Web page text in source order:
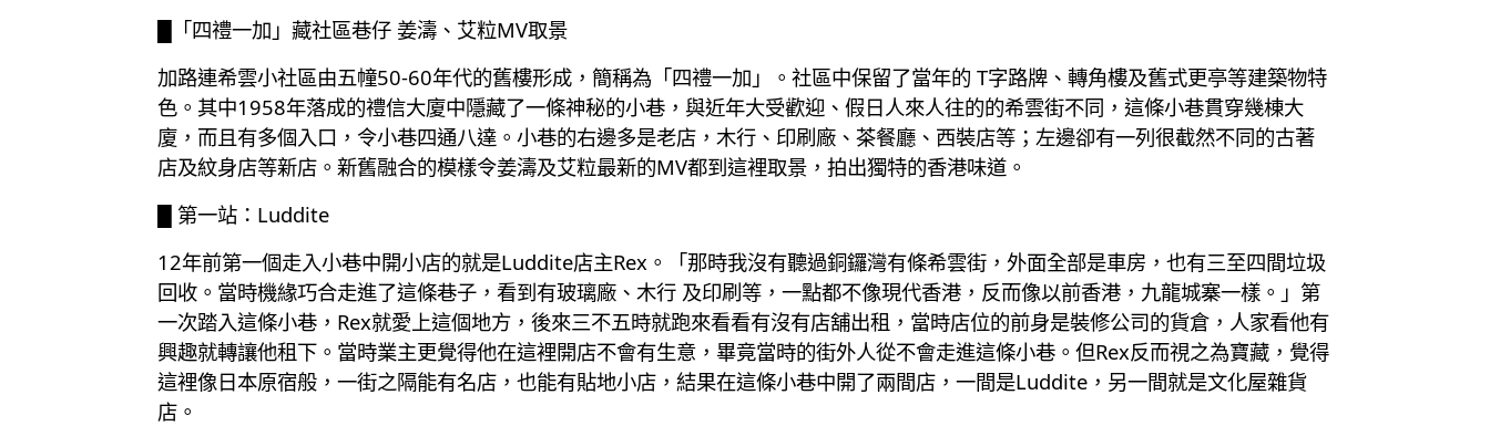
█「四禮一加」藏社區巷仔 姜濤、艾粒MV取景
加路連希雲小社區由五幢50-60年代的舊樓形成，簡稱為「四禮一加」。社區中保留了當年的 T字路牌、轉角樓及舊式更亭等建築物特
色。其中1958年落成的禮信大廈中隱藏了一條神秘的小巷，與近年大受歡迎、假日人來人往的的希雲街不同，這條小巷貫穿幾棟大
廈，而且有多個入口，令小巷四通八達。小巷的右邊多是老店，木行、印刷廠、茶餐廳、西裝店等；左邊卻有一列很截然不同的古著
店及紋身店等新店。新舊融合的模樣令姜濤及艾粒最新的MV都到這裡取景，拍出獨特的香港味道。
█ 第一站：Luddite
12年前第一個走入小巷中開小店的就是Luddite店主Rex。「那時我沒有聽過銅鑼灣有條希雲街，外面全部是車房，也有三至四間垃圾
回收。當時機緣巧合走進了這條巷子，看到有玻璃廠、木行 及印刷等，一點都不像現代香港，反而像以前香港，九龍城寨一樣。」第
一次踏入這條小巷，Rex就愛上這個地方，後來三不五時就跑來看看有沒有店舖出租，當時店位的前身是裝修公司的貨倉，人家看他有
興趣就轉讓他租下。當時業主更覺得他在這裡開店不會有生意，畢竟當時的街外人從不會走進這條小巷。但Rex反而視之為寶藏，覺得
這裡像日本原宿般，一街之隔能有名店，也能有貼地小店，結果在這條小巷中開了兩間店，一間是Luddite，另一間就是文化屋雜貨
店。